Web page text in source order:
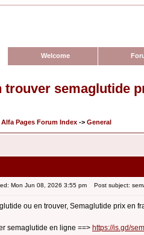
Welcome
trouver semaglutide
Alfa Pages Forum Index -> General
Mon Jun 08, 2026 3:55 pm Post subject:
ou en trouver, Semaglutide prix en
semaglutide en ligne ==> https://is.gd/